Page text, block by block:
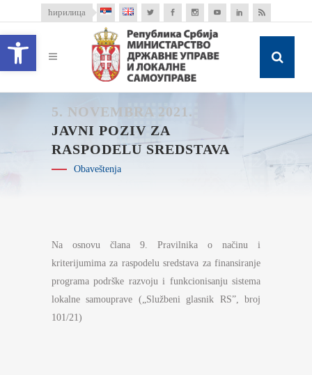
Open toolbar
ћирилица
5. NOVEMBRA 2021.
JAVNI POZIV ZA
RASPODELU SREDSTAVA
Obaveštenja
Na osnovu člana 9. Pravilnika o načinu i
kriterijumima za raspodelu sredstava za finansiranje
programa podrške razvoju i funkcionisanju sistema
lokalne samouprave („Službeni glasnik RS”, broj
101/21)